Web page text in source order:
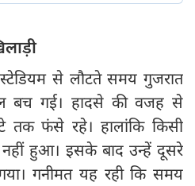
स्टेडियम से लौटते समय गुजरात
बच गई। हादसे की वजह से
तक फंसे रहे। हालांकि किसी
हुआ। इसके बाद उन्हें दूसरे
गनीमत यह रही कि समय